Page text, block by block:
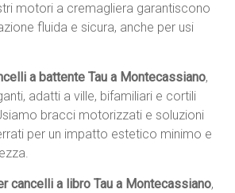
motori a cremagliera garantiscono
fluida e sicura, anche per usi
a battente Tau a Montecassiano,
adatti a ville, bifamiliari e cortili
bracci motorizzati e soluzioni
per un impatto estetico minimo e
cancelli a libro Tau a Montecassiano,